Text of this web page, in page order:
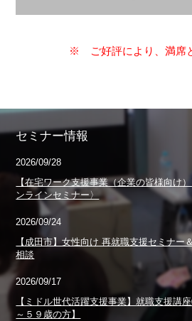
※ ご好評により、満席
セミナー情報
2026/09/28
【在宅ワーク支援事業（企業の皆様向け
ンラインセミナー〉
2026/09/24
【成田市】女性向け 再就職支援セミナー
相談
2026/09/17
【ミドル世代活躍支援事業】就職支援講
～５９歳の方】